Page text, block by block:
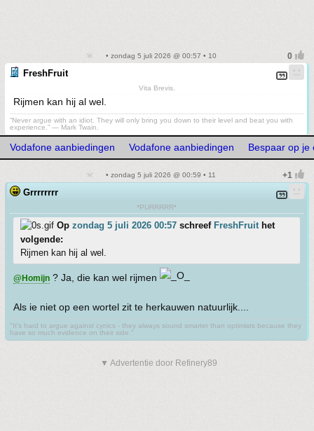
• zondag 5 juli 2026 @ 00:57 • 10
FreshFruit
Vita Brevis.
Rijmen kan hij al wel.
“Never argue with an idiot. They will only bring you down to their level and beat you with
experience.” ― Mark Twain.
Vodafone aanbiedingen Vodafone aanbiedingen Bespaar op je
• zondag 5 juli 2026 @ 00:59 • 11
Grrrrrrrr
*PURRRRR*
Op zondag 5 juli 2026 00:57 schreef FreshFruithet
volgende:
Rijmen kan hij al wel.
@Homijn ? Ja, die kan wel rijmen
Als ie niet op een wortel zit te herkauwen natuurlijk....
"It's hard to argue against cynics - they always sound smarter than optimists because they
have so much evidence on their side."
▼ Advertentie door Refinery89